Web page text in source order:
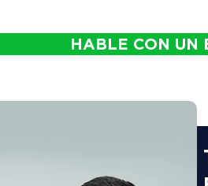
HABLE CON UN